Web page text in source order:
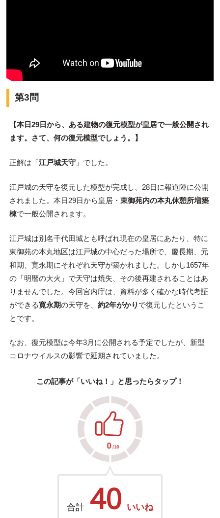
第3問
【本日29日から、ある建物の復元模型が皇居で一般公開され
ます。さて、何の復元模型でしょう。
】
正解は「江戸城天守」でした。
江戸城の天守を復元した模型が完成し、28日に報道陣に公開
されました。本日29日から皇居・ 東御苑内の本丸休憩所増築
棟で一般公開されます。
江戸城は別名千代田城とも呼ばれ現在の皇居にあたり、特に
東御苑の本丸地区は江戸城の中心だった場所で、慶長期、元
和期、寛永期にそれぞれ天守が築かれました。しかし1657年
の「明暦の大火」で天守は焼失、その後再建されることはあ
りませんでした。今回宮内庁は、資料が多く確かな時代考証
ができる寛永期の天守を、 約2年がかり で復元したというこ
とです。
なお、復元模型は今年3月に公開される予定でしたが、新型
コロナウイルスの影響で延期されていました。
この記事が「いいね！」と思ったらタップ！
合計 40 いいね